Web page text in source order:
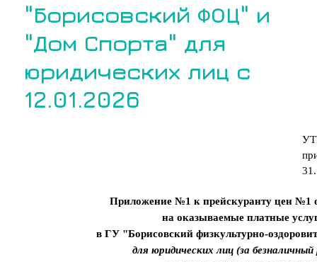
"Борисовский ФОЦ" и
"Дом Спорта" для
юридических лиц с
12.01.2026
Приложение №1 к прейскуранту цен №1
на оказываемые платные
в ГУ "Борисовский физкультурно-
для юридических лиц (за